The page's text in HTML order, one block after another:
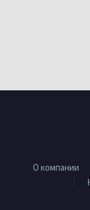
О компании